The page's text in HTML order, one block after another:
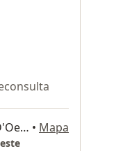
Rua Luiz Pyles, 100, Santa Bárbara D'Oeste • Mapa